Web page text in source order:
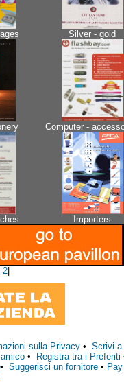
Silver - gold
Computer -
Importers
2
sulla Privacy• Scrivi a
• Registra tra i Preferiti
• Suggerisci un fornitore •